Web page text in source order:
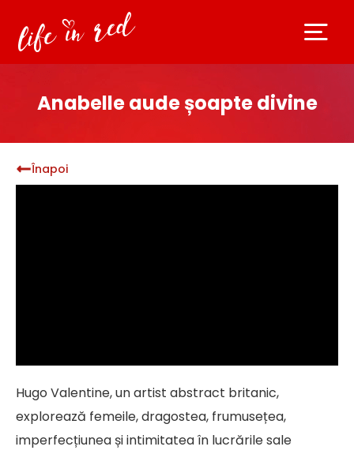
Anabelle aude șoapte divine
Înapoi
Hugo Valentine, un artist abstract britanic,
explorează femeile, dragostea, frumusețea,
imperfecțiunea și intimitatea în lucrările sale